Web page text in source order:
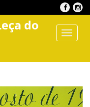
Toggle
do